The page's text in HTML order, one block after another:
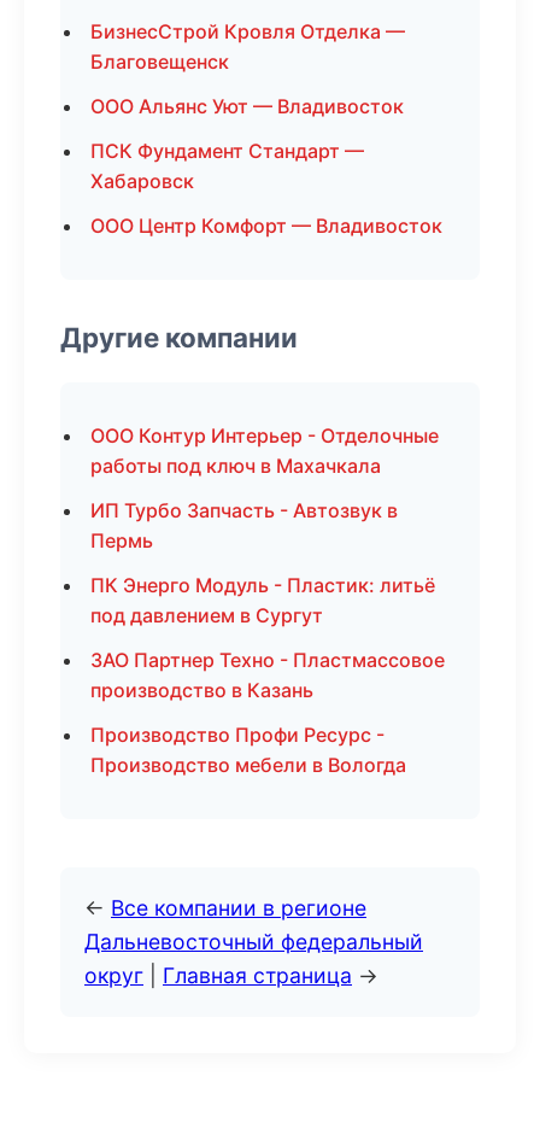
БизнесСтрой Кровля Отделка —
Благовещенск
ООО Альянс Уют — Владивосток
ПСК Фундамент Стандарт —
Хабаровск
ООО Центр Комфорт — Владивосток
Другие компании
ООО Контур Интерьер - Отделочные
работы под ключ в Махачкала
ИП Турбо Запчасть - Автозвук в
Пермь
ПК Энерго Модуль - Пластик: литьё
под давлением в Сургут
ЗАО Партнер Техно - Пластмассовое
производство в Казань
Производство Профи Ресурс -
Производство мебели в Вологда
← Все компании в регионе
Дальневосточный федеральный
округ
Главная страница →